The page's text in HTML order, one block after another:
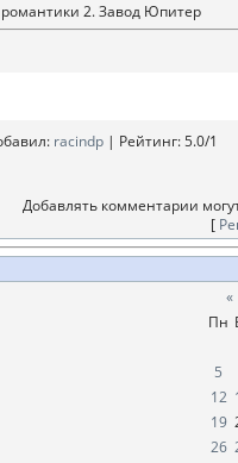
2. Завод Юпитер
: racindp | Рейтинг:5.0/1
Добавлять комментарии
[
«
Пн
5
12
19
26